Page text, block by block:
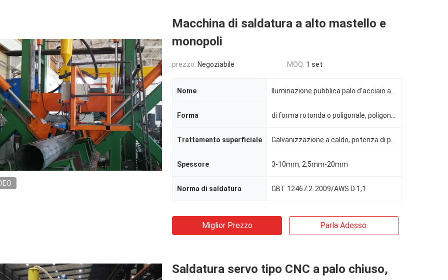
Macchina di saldatura a alto mastello e
monopoli
prezzo: Negoziabile MOQ: 1 set
Nome
Forma
Trattamento superficiale
Spessore 3-10mm, 2,5mm-20mm
Norma di saldatura GBT 12467.2-2009/AWS D 1,1
Miglior Prezzo Parla Adesso.
Saldatura servo tipo CNC a palo chiuso,